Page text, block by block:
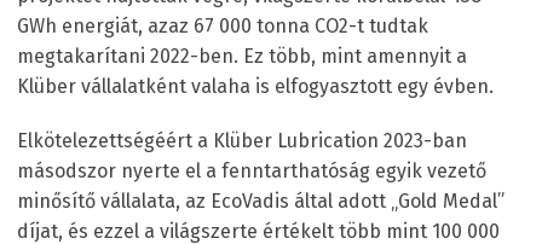
GWh energiát, azaz 67 000 tonna CO2-t tudtak
megtakarítani 2022-ben. Ez több, mint amennyit a
Klüber vállalatként valaha is elfogyasztott egy évben.
Elkötelezettségéért a Klüber Lubrication 2023-ban
másodszor nyerte el a fenntarthatóság egyik vezető
minősítő vállalata, az EcoVadis által adott „Gold Medal”
díjat, és ezzel a világszerte értékelt több mint 100 000